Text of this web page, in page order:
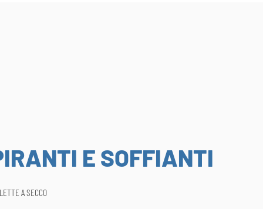
E SOFFIANTI
A SECCO